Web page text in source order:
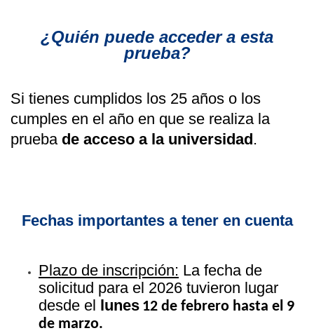
¿Quién puede acceder a esta
prueba?
Si tienes cumplidos los 25 años o los
cumples en el año en que se realiza la
prueba de acceso a la universidad.
Fechas importantes a tener en cuenta
Plazo de inscripción: La fecha de
solicitud para el 2026 tuvieron lugar
desde el lunes 12 de febrero hasta el 9
de marzo.